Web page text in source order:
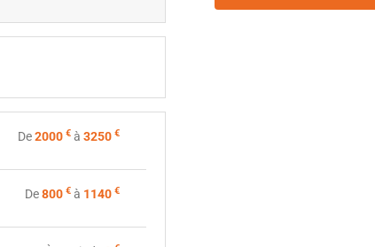
De2000 € à3250 €
De800 € à 1140 €